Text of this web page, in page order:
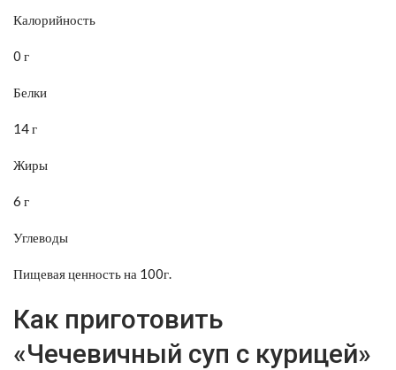
Калорийность
0 г
Белки
14 г
Жиры
6 г
Углеводы
Пищевая ценность на 100г.
Как приготовить
«Чечевичный суп с курицей»